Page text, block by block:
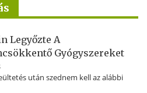
Legyőzte A
Gyógyszereket
után szednem kell az alábbi